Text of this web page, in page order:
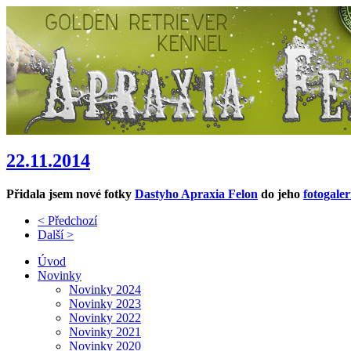
22.11.2014
Přidala jsem nové fotky Dastyho Apraxia Felon do jeho
< Předchozí
Další >
Úvod
Novinky
Novinky 2024
Novinky 2023
Novinky 2022
Novinky 2021
Novinky 2020